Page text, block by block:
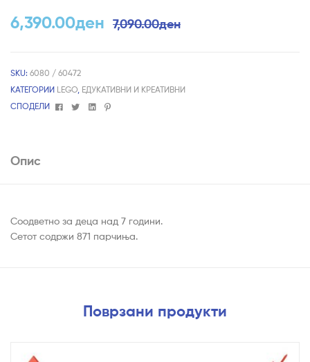
7,090.00ден
6,390.00ден
SKU: 6080 / 60472
КАТЕГОРИИ LEGO ЕДУКАТИВНИ И КРЕАТИВНИ
СПОДЕЛИ
FacebookTwitterLinkedin
Pinterest
Опис
Соодветно за деца над 7 години.
Сетот содржи 871 парчиња.
Поврзани продукти